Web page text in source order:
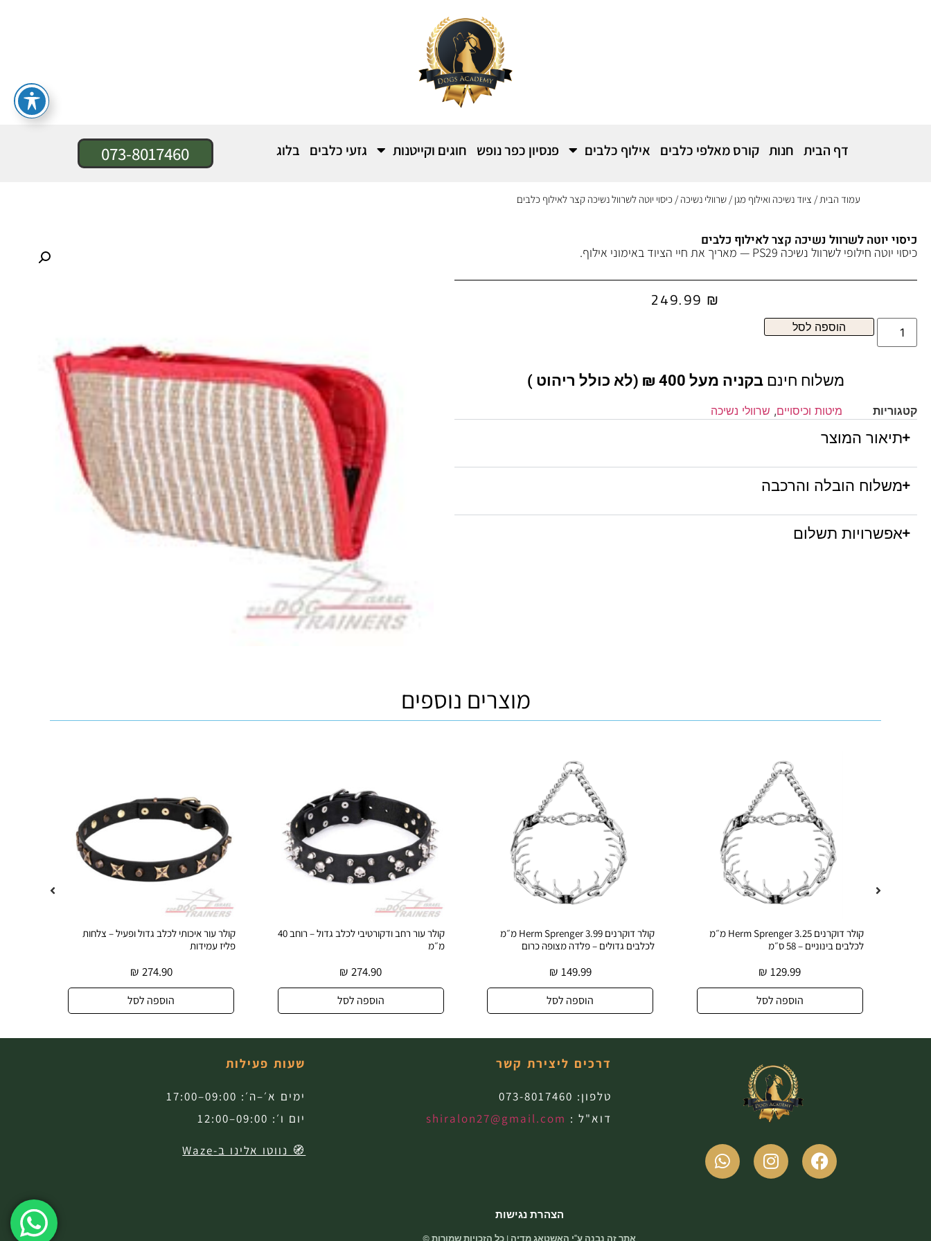
דף הבית חנות קורס מאלפי כלבים אילוף כלבים פנסיון כפר נופש חוגים וקייטנות גזעי כלבים בלוג 073-8017460
עמוד הבית / ציוד נשיכה ואילוף מגן / שרוולי נשיכה / כיסוי יוטה לשרוול נשיכה קצר לאילוף כלבים
כיסוי יוטה לשרוול נשיכה קצר לאילוף כלבים
כיסוי יוטה חילופי לשרוול נשיכה PS29 — מאריך את חיי הציוד באימוני אילוף.
249.99 ₪
הוספה לסל
משלוח חינם בקניה מעל 400 ₪ (לא כולל ריהוט )
קטגוריות מיטות וכיסויים, שרוולי נשיכה
תיאור המוצר
משלוח הובלה והרכבה
אפשרויות תשלום
מוצרים נוספים
קולר דוקרנים Herm Sprenger 3.25 מ״מ
לכלבים בינוניים – 58 ס״מ
קולר דוקרנים Herm Sprenger 3.99 מ״מ
לכלבים גדולים – פלדה מצופה כרום
קולר עור רחב ודקורטיבי לכלב גדול – רוחב 40
קולר עור איכותי לכלב גדול ופעיל – צלחות
קולר עור אמיתי לכלב
דרכים ליצירת קשר
טלפון: 073-8017460
דוא"ל : shiralon27@gmail.com
שעות פעילות
ימים א׳–ה׳: 09:00–17:00
יום ו׳: 09:00–12:00
🧭 נווטו אלינו ב-Waze
הצהרת נגישות
אתר זה נבנה ע"י האשטאג מדיה | כל הזכויות שמורות ©